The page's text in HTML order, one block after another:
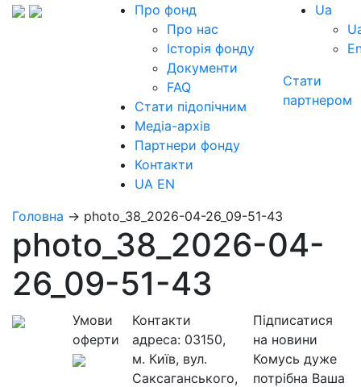
Про фонд
Про нас
Історія фонду
Документи
FAQ
Стати підопічним
Медіа-архів
Партнери фонду
Контакти
UA EN
Ua
Стати
партнером
Головна → photo_38_2026-04-26_09-51-43
photo_38_2026-04-
26_09-51-43
Умови
оферти
Контакти
адреса: 03150,
м. Київ, вул.
Саксаганського,
Підписатися
на новини
Комусь дуже
потрібна Ваша